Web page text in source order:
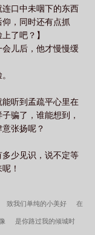
口中未咽下的东西
，同时还有点抓
了吧？】
儿后，他才慢慢缓
听到孟疏平心里在
骗了，谁能想到，
张扬呢？
少见识，说不定等
！
致我们单纯的小美好 在
是你路过我的倾城时